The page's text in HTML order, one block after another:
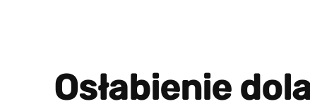
Osłabienie